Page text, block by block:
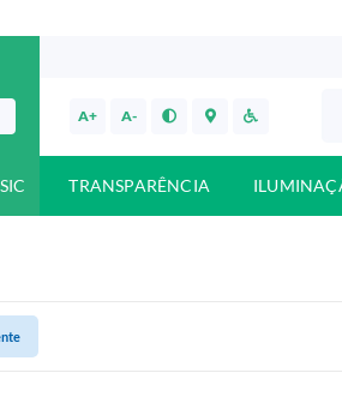
A+ A-
SIC TRANSPARÊNCIA